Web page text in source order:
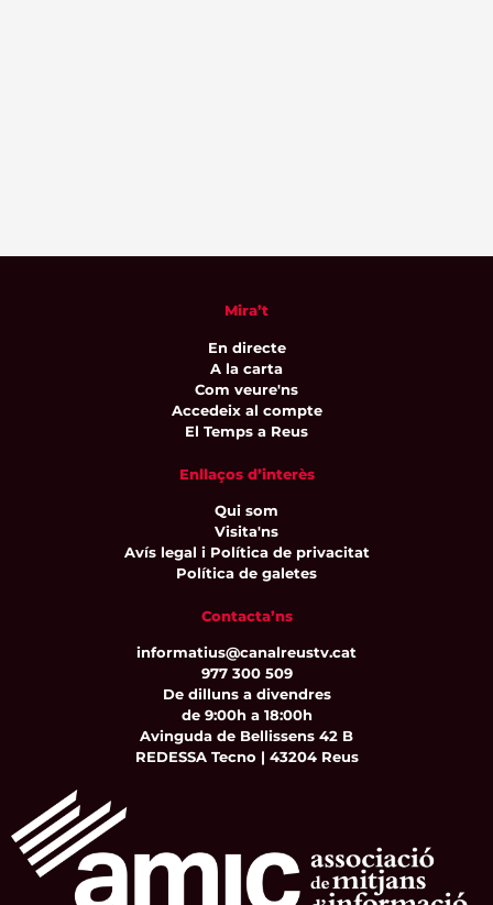
Mira’t
En directe
A la carta
Com veure'ns
Accedeix al compte
El Temps a Reus
Enllaços d’interès
Qui som
Visita'ns
Avís legal i Política de privacitat
Política de galetes
Contacta’ns
informatius@canalreustv.cat
977 300 509
De dilluns a divendres
de 9:00h a 18:00h
Avinguda de Bellissens 42 B
REDESSA Tecno | 43204 Reus